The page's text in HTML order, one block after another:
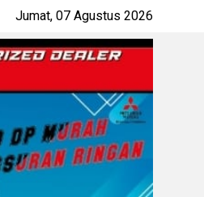
Jumat, 07 Agustus 2026